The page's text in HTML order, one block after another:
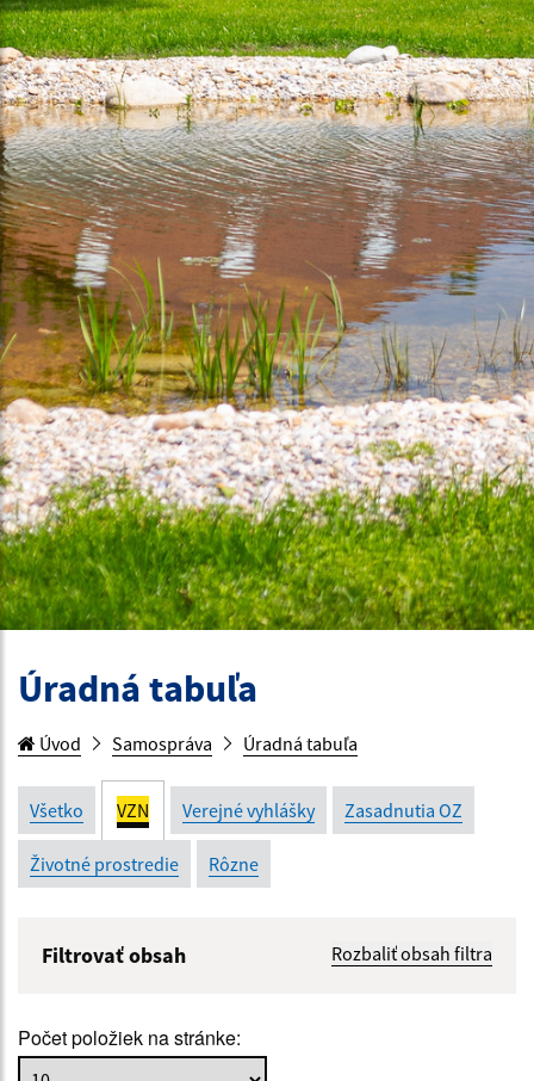
Úradná tabuľa
Úvod Samospráva Úradná tabuľa
Všetko VZN Verejné vyhlášky Zasadnutia OZ
Životné prostredie Rôzne
Filtrovať obsah Rozbaliť obsah filtra
Popis:
Počet položiek na stránke: